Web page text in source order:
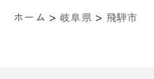
ホーム > 岐阜県 > 飛騨市